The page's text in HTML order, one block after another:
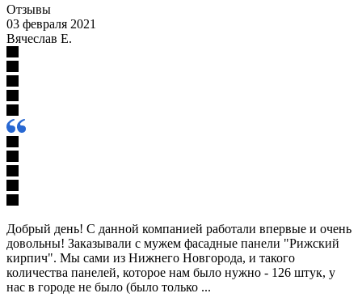
Отзывы
03 февраля 2021
Вячеслав Е.
Добрый день! С данной компанией работали впервые и очень
довольны! Заказывали с мужем фасадные панели "Рижский
кирпич". Мы сами из Нижнего Новгорода, и такого
количества панелей, которое нам было нужно - 126 штук, у
нас в городе не было (было только ...